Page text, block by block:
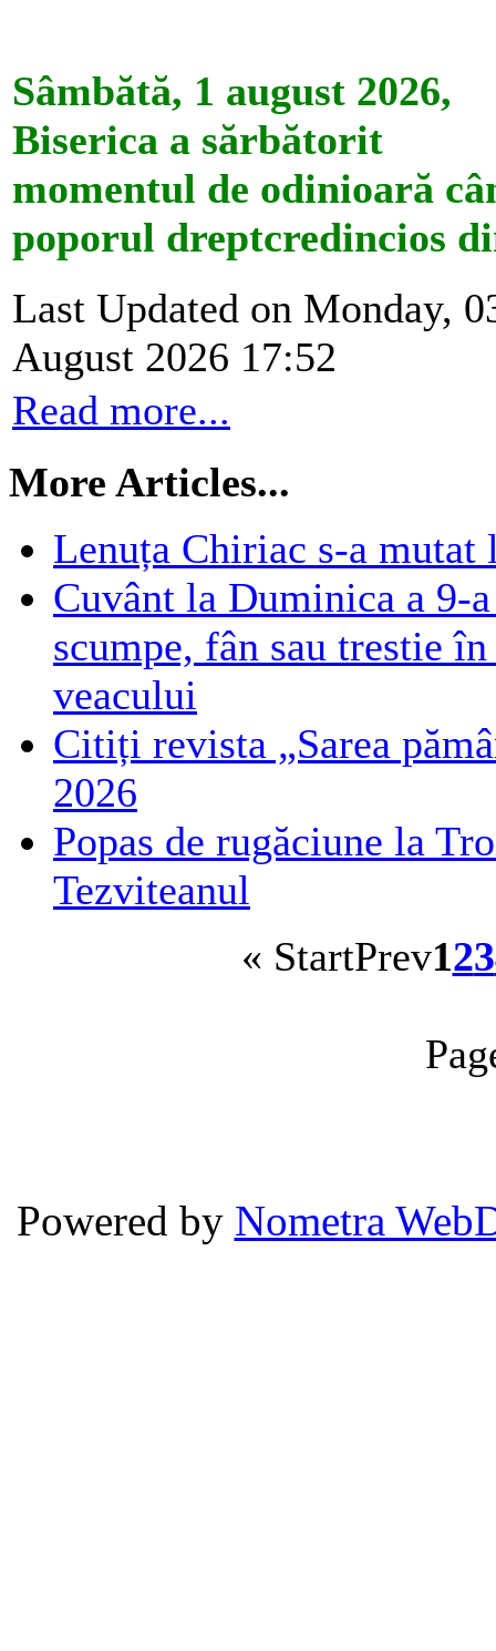
Sâmbătă, 1 august 2026,
Biserica a sărbătorit
momentul de odinioară
poporul dreptcredincios
Last Updated on Monday,
August 2026 17:52
Read more...
More Articles...
Lenuța Chiriac s-a mutat
Cuvânt la Duminica a 9-
scumpe, fân sau trestie
veacului
Citiți revista „Sarea
2026
Popas de rugăciune la
Tezviteanul
« StartPrev123
Powered by Nometra